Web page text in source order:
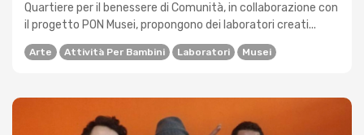
Quartiere per il benessere di Comunità, in collaborazione con
il progetto PON Musei, propongono dei laboratori creati...
Arte Attività Per Bambini Laboratori Musei